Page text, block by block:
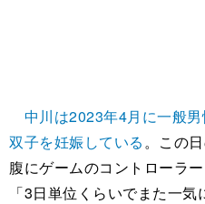
中川は2023年4月に一般
双子を妊娠している。この
腹にゲームのコントローラ
「3日単位くらいでまた一